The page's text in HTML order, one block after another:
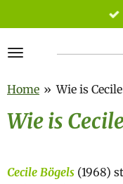
direct
naar
hoofdinhoud
Home » Wie is
Wie is
Cecile Bögels (1968)